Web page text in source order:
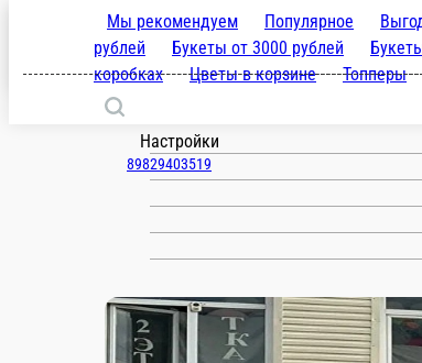
Ишим
Настройки
89829403519
Мы рекомендуем Популярное
1000 рублей
Букеты
5000 рублей
Букет для
корзине